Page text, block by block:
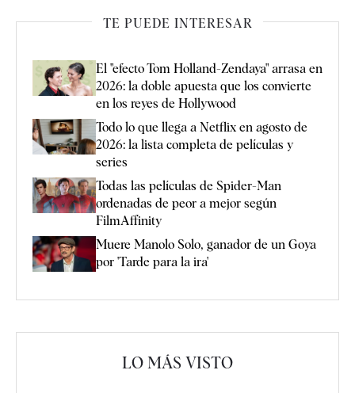
TE PUEDE INTERESAR
El "efecto Tom Holland-Zendaya" arrasa en
2026: la doble apuesta que los convierte
en los reyes de Hollywood
Todo lo que llega a Netflix en agosto de
2026: la lista completa de películas y
series
Todas las películas de Spider-Man
ordenadas de peor a mejor según
FilmAffinity
Muere Manolo Solo, ganador de un Goya
por 'Tarde para la ira'
LO MÁS VISTO